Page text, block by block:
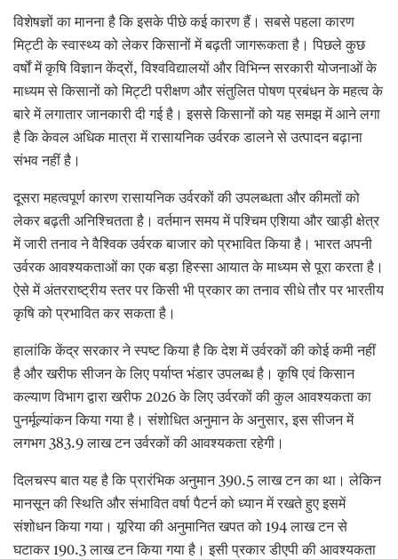
विशेषज्ञों का मानना है कि इसके पीछे कई कारण हैं। सबसे पहला कारण
मिट्टी के स्वास्थ्य को लेकर किसानों में बढ़ती जागरूकता है। पिछले कुछ
वर्षों में कृषि विज्ञान केंद्रों, विश्वविद्यालयों और विभिन्न सरकारी योजनाओं के
माध्यम से किसानों को मिट्टी परीक्षण और संतुलित पोषण प्रबंधन के महत्व के
बारे में लगातार जानकारी दी गई है। इससे किसानों को यह समझ में आने लगा
है कि केवल अधिक मात्रा में रासायनिक उर्वरक डालने से उत्पादन बढ़ाना
संभव नहीं है।
दूसरा महत्वपूर्ण कारण रासायनिक उर्वरकों की उपलब्धता और कीमतों को
लेकर बढ़ती अनिश्चितता है। वर्तमान समय में पश्चिम एशिया और खाड़ी क्षेत्र
में जारी तनाव ने वैश्विक उर्वरक बाजार को प्रभावित किया है। भारत अपनी
उर्वरक आवश्यकताओं का एक बड़ा हिस्सा आयात के माध्यम से पूरा करता है।
ऐसे में अंतरराष्ट्रीय स्तर पर किसी भी प्रकार का तनाव सीधे तौर पर भारतीय
कृषि को प्रभावित कर सकता है।
हालांकि केंद्र सरकार ने स्पष्ट किया है कि देश में उर्वरकों की कोई कमी नहीं
है और खरीफ सीजन के लिए पर्याप्त भंडार उपलब्ध है। कृषि एवं किसान
कल्याण विभाग द्वारा खरीफ 2026 के लिए उर्वरकों की कुल आवश्यकता का
पुनर्मूल्यांकन किया गया है। संशोधित अनुमान के अनुसार, इस सीजन में
लगभग 383.9 लाख टन उर्वरकों की आवश्यकता रहेगी।
दिलचस्प बात यह है कि प्रारंभिक अनुमान 390.5 लाख टन का था। लेकिन
मानसून की स्थिति और संभावित वर्षा पैटर्न को ध्यान में रखते हुए इसमें
संशोधन किया गया। यूरिया की अनुमानित खपत को 194 लाख टन से
घटाकर 190.3 लाख टन किया गया है। इसी प्रकार डीएपी की आवश्यकता